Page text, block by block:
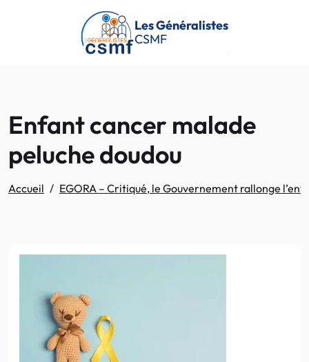
Passer au contenu principal
Les Généralistes
CSMF
Enfant cancer malade
peluche doudou
Accueil EGORA – Critiqué, le Gouvernement rallonge